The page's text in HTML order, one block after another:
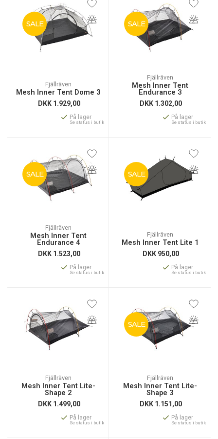
SALE
Fjällräven
Mesh Inner Tent Dome 3
DKK 1.929,00
På lager
Se status i butik
SALE
Fjällräven
Mesh Inner Tent
Endurance 3
DKK 1.302,00
På lager
Se status i butik
SALE
Fjällräven
Mesh Inner Tent
Endurance 4
DKK 1.523,00
På lager
Se status i butik
SALE
Fjällräven
Mesh Inner Tent Lite 1
DKK 950,00
På lager
Se status i butik
Fjällräven
Mesh Inner Tent Lite-
Shape 2
DKK 1.499,00
På lager
Se status i butik
SALE
Fjällräven
Mesh Inner Tent Lite-
Shape 3
DKK 1.151,00
På lager
Se status i butik